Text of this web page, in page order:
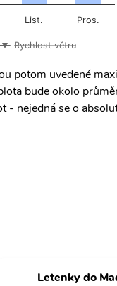
Rychlost větru
List. Pros.
potom uvedené
bude okolo
- nejedná se o
Letenky do